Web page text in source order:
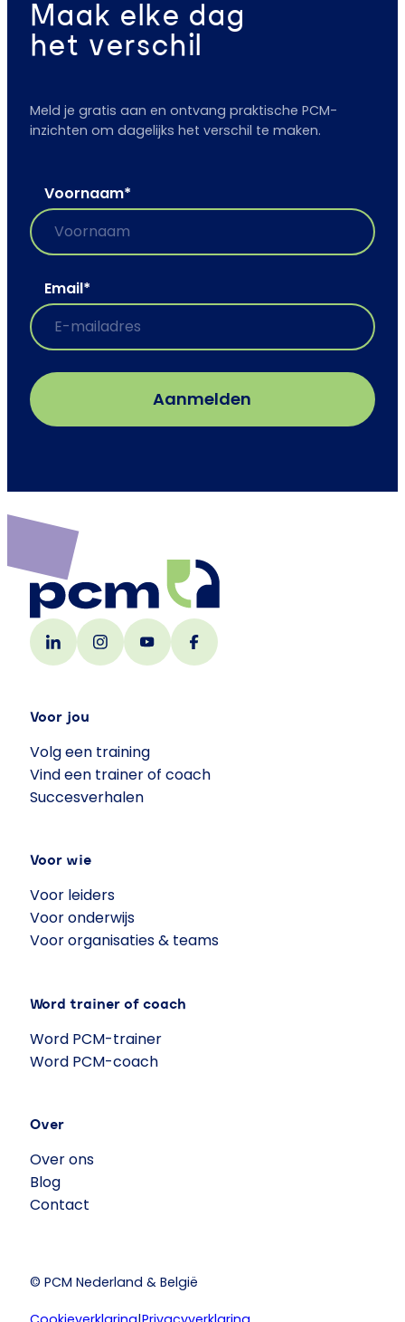
Maak elke dag
het verschil
Meld je gratis aan en ontvang praktische PCM-
inzichten om dagelijks het verschil te maken.
Voornaam*
Email*
Voor jou
Volg een training
Vind een trainer of coach
Succesverhalen
Voor wie
Voor leiders
Voor onderwijs
Voor organisaties & teams
Word trainer of coach
Word PCM-trainer
Word PCM-coach
Over
Over ons
Blog
Contact
© PCM Nederland & België